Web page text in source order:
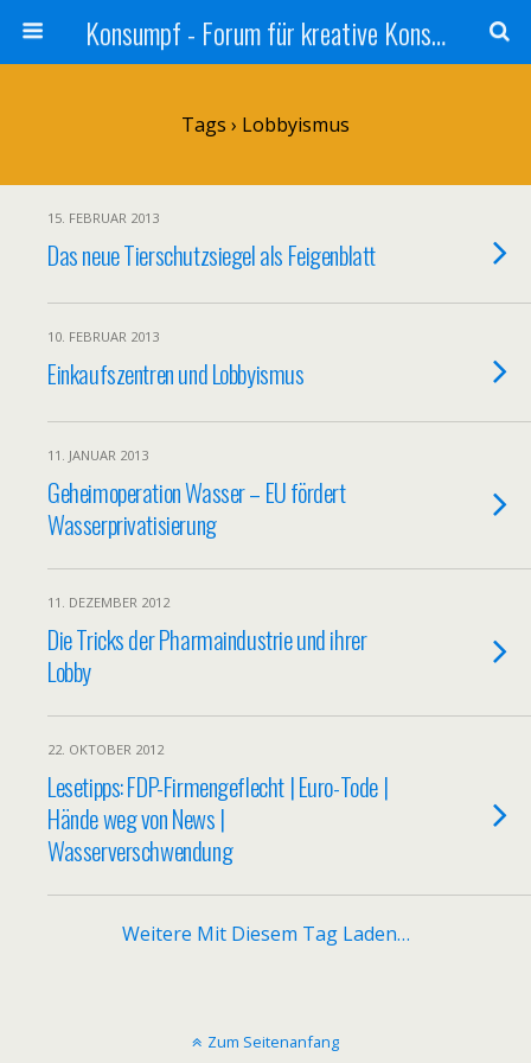
Konsumpf - Forum für kreative Konsumkritik - Culture Jamming, Nachhaltigkeit, Konzernkritik, Adbusting
Tags › Lobbyismus
15. FEBRUAR 2013
Das neue Tierschutzsiegel als Feigenblatt
10. FEBRUAR 2013
Einkaufszentren und Lobbyismus
11. JANUAR 2013
Geheimoperation Wasser – EU fördert
Wasserprivatisierung
11. DEZEMBER 2012
Die Tricks der Pharmaindustrie und ihrer
Lobby
22. OKTOBER 2012
Lesetipps: FDP-Firmengeflecht | Euro-Tode |
Hände weg von News |
Wasserverschwendung
Weitere Mit Diesem Tag Laden…
Zum Seitenanfang